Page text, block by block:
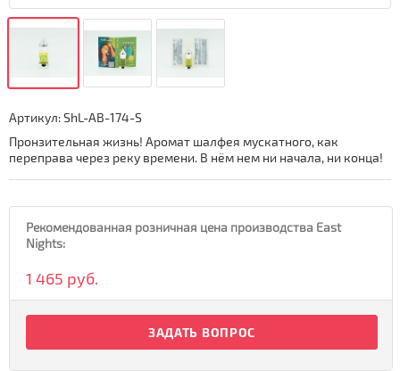
Артикул:ShL-AB-174-S
Пронзительная жизнь! Аромат шалфея мускатного, как
переправа через реку времени. В нём нем ни начала, ни конца!
Рекомендованная розничная цена производства East
Nights:
1 465 руб.
ЗАДАТЬ ВОПРОС